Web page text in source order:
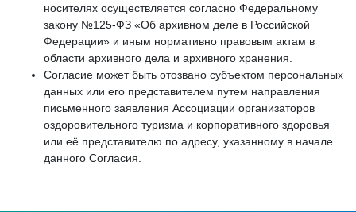
носителях осуществляется согласно Федеральному
закону №125-ФЗ «Об архивном деле в Российской
Федерации» и иным нормативно правовым актам в
области архивного дела и архивного хранения.
Согласие может быть отозвано субъектом персональных
данных или его представителем путем направления
письменного заявления Ассоциации организаторов
оздоровительного туризма и корпоративного здоровья
или её представителю по адресу, указанному в начале
данного Согласия.